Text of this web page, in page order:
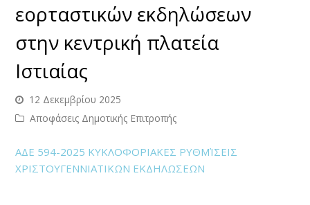
εορταστικών εκδηλώσεων
στην κεντρική πλατεία
Ιστιαίας
12 Δεκεμβρίου 2025
Αποφάσεις Δημοτικής Επιτροπής
ΑΔΕ 594-2025 ΚΥΚΛΟΦΟΡΙΑΚΕΣ ΡΥΘΜΊΣΕΙΣ
ΧΡΙΣΤΟΥΓΕΝΝΙΑΤΙΚΩΝ ΕΚΔΗΛΩΣΕΩΝ